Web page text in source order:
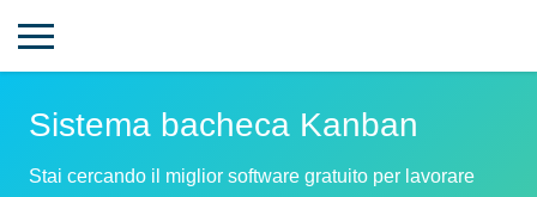
Sistema bacheca Kanban
Stai cercando il miglior software gratuito per lavorare